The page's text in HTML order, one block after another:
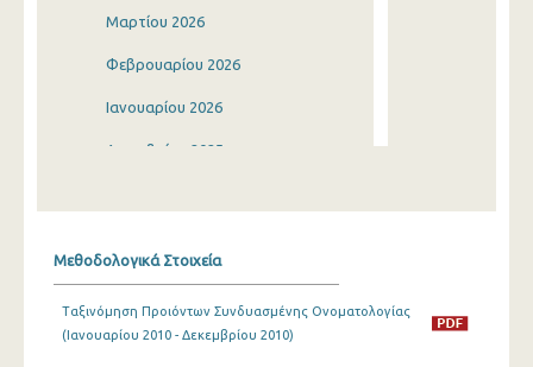
Μαρτίου 2026
Φεβρουαρίου 2026
Ιανουαρίου 2026
Δεκεμβρίου 2025
Αυγούστου 2025
Μεθοδολογικά Στοιχεία
Ταξινόμηση Προιόντων Συνδυασμένης Ονοματολογίας
(Ιανουαρίου 2010 - Δεκεμβρίου 2010)